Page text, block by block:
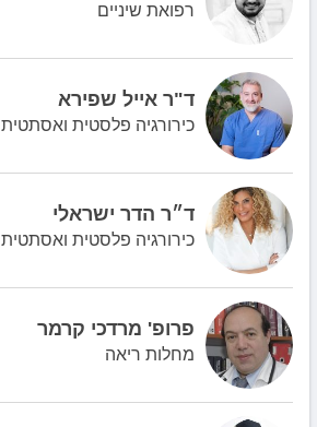
רפואת שיניים
ד"ר אייל שפירא
כירורגיה פלסטית ואסתטית
ד״ר הדר ישראלי
כירורגיה פלסטית ואסתטית
פרופ' מרדכי קרמר
מחלות ריאה